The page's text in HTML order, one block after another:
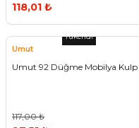
118,01 ₺
Tükendi
Umut
Umut 92 Düğme Mobilya Kulp
117,00 ₺